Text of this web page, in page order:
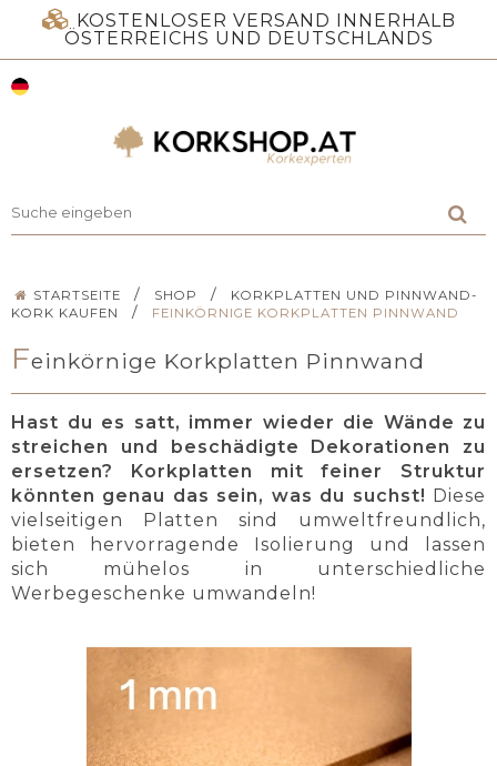
KOSTENLOSER VERSAND INNERHALB
ÖSTERREICHS UND DEUTSCHLANDS
STARTSEITE / SHOP /
KORKPLATTEN UND PINNWAND-
KORK KAUFEN
/ FEINKÖRNIGE KORKPLATTEN PINNWAND
Feinkörnige Korkplatten Pinnwand
Hast du es satt, immer wieder die Wände zu
streichen und beschädigte Dekorationen zu
ersetzen? Korkplatten mit feiner Struktur
könnten genau das sein, was du suchst! Diese
vielseitigen Platten sind umweltfreundlich,
bieten hervorragende Isolierung und lassen
sich mühelos in unterschiedliche
Werbegeschenke umwandeln!